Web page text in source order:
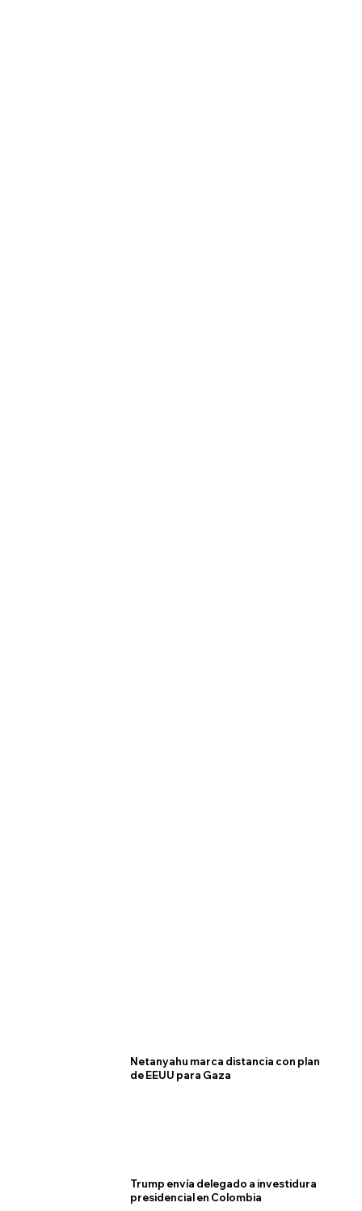
Netanyahu marca distancia con plan
de EEUU para Gaza
Trump envía delegado a investidura
presidencial en Colombia